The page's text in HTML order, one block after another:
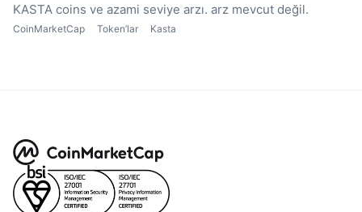
KASTA coins ve azami seviye arzı. arz mevcut değil.
CoinMarketCap Token’lar Kasta